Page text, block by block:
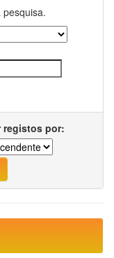
registos por: